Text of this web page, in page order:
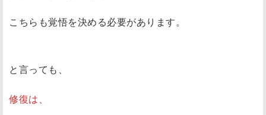
こちらも覚悟を決める必要があります。
と言っても、
修復は、